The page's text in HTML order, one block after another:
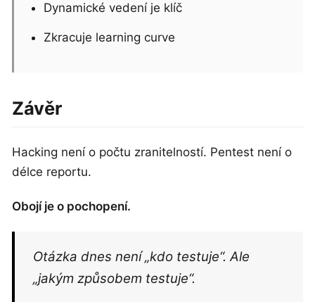
Dynamické vedení je klíč
Zkracuje learning curve
Závěr
Hacking není o počtu zranitelností. Pentest není o
délce reportu.
Obojí je o pochopení.
Otázka dnes není „kdo testuje“. Ale
„jakým způsobem testuje“.